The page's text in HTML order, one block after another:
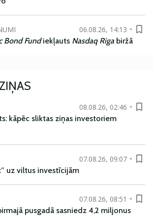
06.08.26, 14:13
Bond Fundiekļauts Nasdaq Riga biržā
08.08.26, 02:46
kāpēc sliktas ziņas investoriem
07.08.26, 09:07
uz viltus investīcijām
07.08.26, 08:51
pusgadā sasniedz 4,2 miljonus